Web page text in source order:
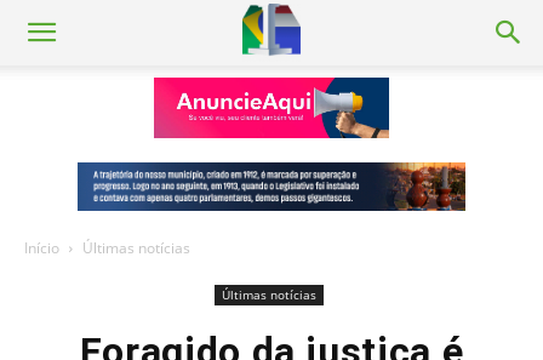
Início Últimas notícias
Últimas notícias